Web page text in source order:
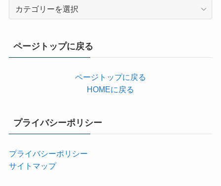
ページトップに戻る
ページトップに戻る
HOMEに戻る
プライバシーポリシー
プライバシーポリシー
サイトマップ